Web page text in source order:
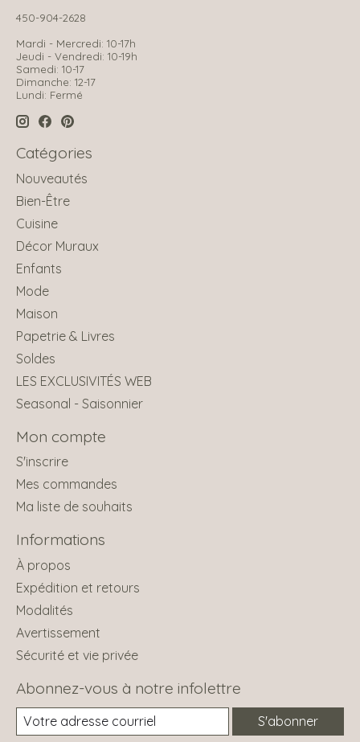
450-904-2628
Mardi - Mercredi: 10-17h
Jeudi - Vendredi: 10-19h
Samedi: 10-17
Dimanche: 12-17
Lundi: Fermé
Catégories
Nouveautés
Bien-Être
Cuisine
Décor Muraux
Enfants
Mode
Maison
Papetrie & Livres
Soldes
LES EXCLUSIVITÉS WEB
Seasonal - Saisonnier
Mon compte
S'inscrire
Mes commandes
Ma liste de souhaits
Informations
À propos
Expédition et retours
Modalités
Avertissement
Sécurité et vie privée
Abonnez-vous à notre infolettre
S'abonner